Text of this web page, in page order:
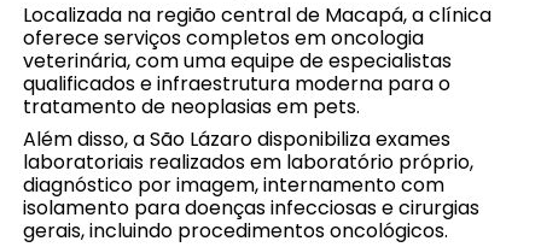
Localizada na região central de Macapá, a clínica
oferece serviços completos em oncologia
veterinária, com uma equipe de especialistas
qualificados e infraestrutura moderna para o
tratamento de neoplasias em pets.
Além disso, a São Lázaro disponibiliza exames
laboratoriais realizados em laboratório próprio,
diagnóstico por imagem, internamento com
isolamento para doenças infecciosas e cirurgias
gerais, incluindo procedimentos oncológicos.